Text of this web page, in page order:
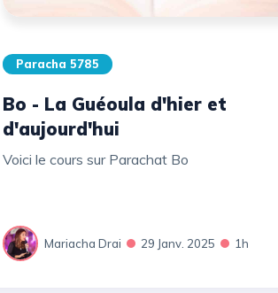
Paracha 5785
Bo - La Guéoula d'hier et
d'aujourd'hui
Voici le cours sur Parachat Bo
Mariacha Drai 29 Janv. 2025 1h